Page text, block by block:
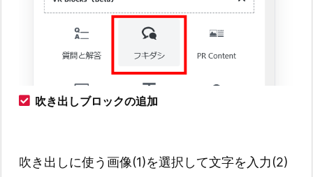
吹き出しブロックの追加
吹き出しに使う画像(1)を選択して文字を入力(2)